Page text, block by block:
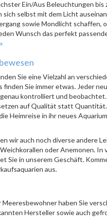
Ein/Aus Beleuchtungen
sich selbst mit dem Licht
sowie Mondlicht schaffen,
Wunsch das perfekt
Sie eine Vielzahl an
finden Sie immer etwas. Jeder
kontrolliert und
auf Qualität statt
Heimreise in ihr neues
wir auch noch diverse andere
oder Anemonen.
Sie in unserem Geschäft.
aus.
haben Sie
Hersteller sowie auch